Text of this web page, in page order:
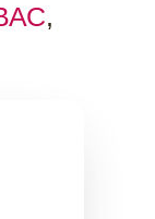
,